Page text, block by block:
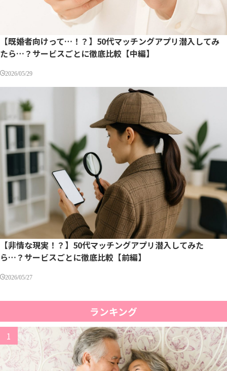
【既婚者向けって…！？】50代マッチングアプリ潜入してみ
たら…？サービスごとに徹底比較【中編】
2026/05/29
【非情な現実！？】50代マッチングアプリ潜入してみた
ら…？サービスごとに徹底比較【前編】
2026/05/27
ランキング